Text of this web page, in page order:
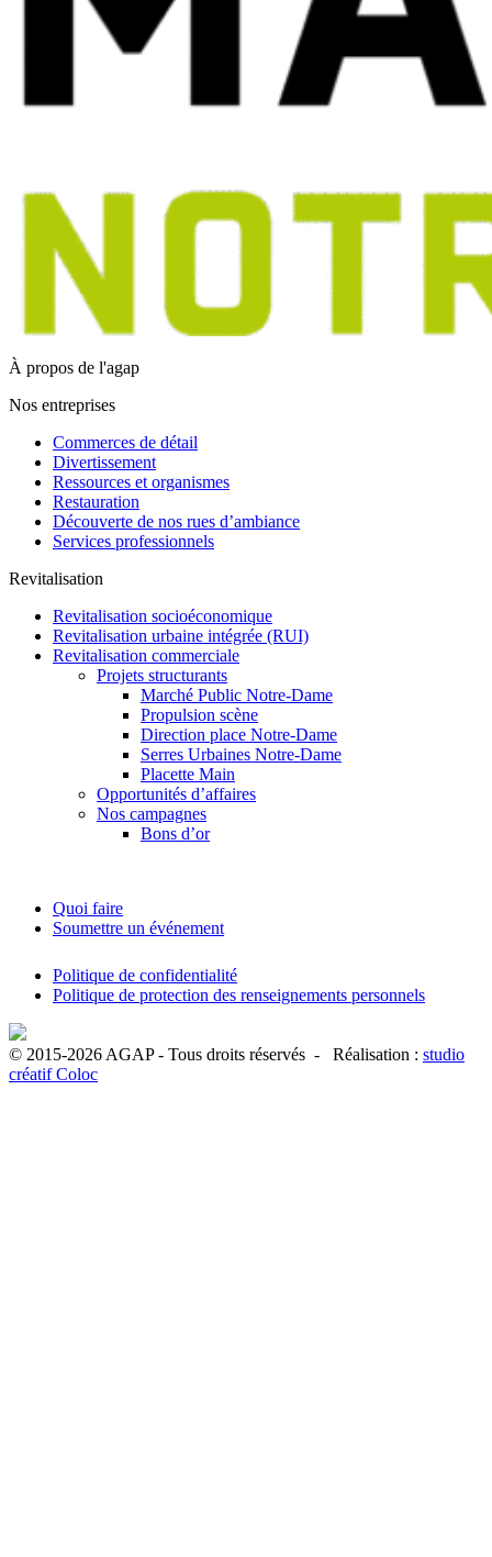
À propos de l'agap
Nos entreprises
Commerces de détail
Divertissement
Ressources et organismes
Restauration
Découverte de nos rues d’ambiance
Services professionnels
Revitalisation
Revitalisation socioéconomique
Revitalisation urbaine intégrée (RUI)
Revitalisation commerciale
Projets structurants
Marché Public Notre-Dame
Propulsion scène
Direction place Notre-Dame
Serres Urbaines Notre-Dame
Placette Main
Opportunités d’affaires
Nos campagnes
Bons d’or
Quoi faire
Soumettre un événement
Politique de confidentialité
Politique de protection des renseignements personnels
© 2015-2026 AGAP - Tous droits réservés - Réalisation : studio
créatif Coloc